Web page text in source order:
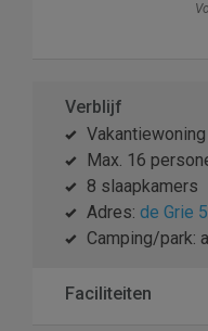
Verblijf
Vakantiewoning
Max. 16
8 slaapkamers
Adres: de Grie 5
Camping/park:
Faciliteiten